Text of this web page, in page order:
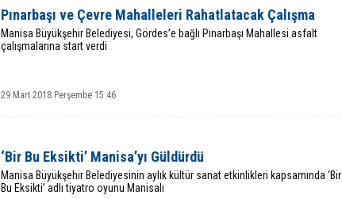
Pınarbaşı ve Çevre Mahalleleri Rahatlatacak Çalışma
Manisa Büyükşehir Belediyesi, Gördes’e bağlı Pınarbaşı Mahallesi asfalt
çalışmalarına start verdi
29 Mart 2018 Perşembe 15:46
‘Bir Bu Eksikti’ Manisa’yı Güldürdü
Manisa Büyükşehir Belediyesinin aylık kültür sanat etkinlikleri kapsamında ‘Bir
Bu Eksikti’ adlı tiyatro oyunu Manisalı